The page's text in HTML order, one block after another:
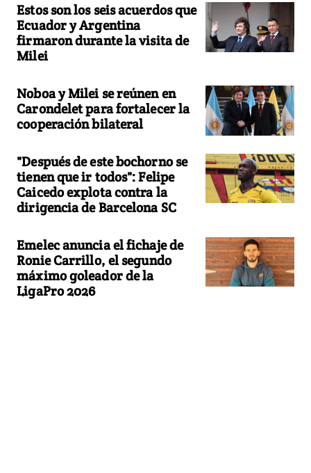
Estos son los seis acuerdos que
Ecuador y Argentina
firmaron durante la visita de
Milei
Noboa y Milei se reúnen en
Carondelet para fortalecer la
cooperación bilateral
"Después de este bochorno se
tienen que ir todos": Felipe
Caicedo explota contra la
dirigencia de Barcelona SC
Emelec anuncia el fichaje de
Ronie Carrillo, el segundo
máximo goleador de la
LigaPro 2026